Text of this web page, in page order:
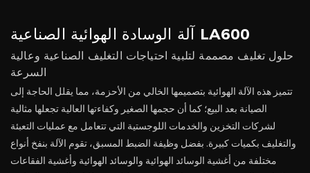
آلة الوسادة الهوائية الصناعية LA600
حلول تغليف مصممة لتلبية احتياجات التغليف الصناعية وعالية
السرعة
تتميز هذه الآلة الهوائية بتصميمها الخالي من الأحزمة، مما يقلل الحاجة إلى
الصيانة بعد البيع؛ كما أن حجمها الصغير وكفاءتها العالية تجعلها مثالية
لشركات التخزين والخدمات اللوجستية التي تتعامل مع عمليات التعبئة
والتغليف بكميات كبيرة. بفضل وظيفة الضبط المسبق، تقوم الآلة بنفخ أنواع
مختلفة من أغشية الوسائد الهوائية والوسائد الهوائية وأغشية الفقاعات